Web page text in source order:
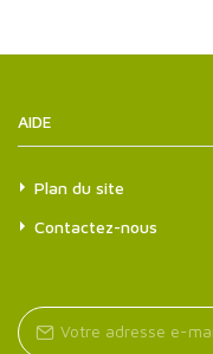
AIDE
Plan du site
Contactez-nous